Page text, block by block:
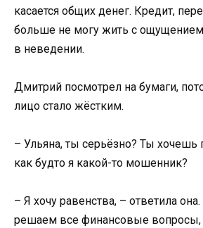
касается общих денег. Кредит,
больше не могу жить с
в неведении.
Дмитрий посмотрел на бумаги,
лицо стало жёстким.
– Ульяна, ты серьёзно? Ты хочешь
как будто я какой-то мошенник?
– Я хочу равенства, – ответила
решаем все финансовые